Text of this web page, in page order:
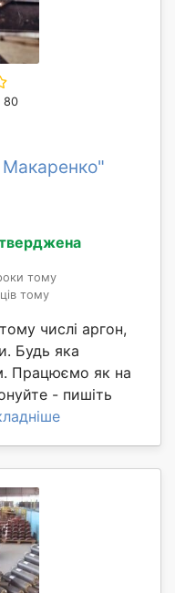
80
тому
тому
числі аргон,
Будь яка
Працюємо як на
- пишіть